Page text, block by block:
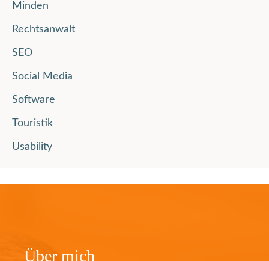
Minden
Rechtsanwalt
SEO
Social Media
Software
Touristik
Usability
Über mich